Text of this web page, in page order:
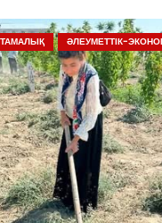
ӘЛЕУМЕТТІК-